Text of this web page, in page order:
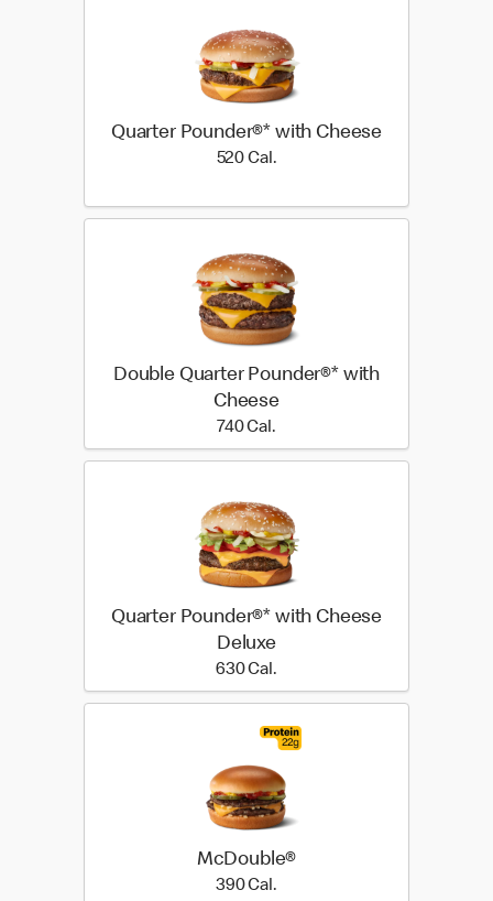
Quarter Pounder®* with Cheese
520 Cal.520 Cal.
Double Quarter Pounder®* with
Cheese
740 Cal.740 Cal.
Quarter Pounder®* with Cheese
Deluxe
630 Cal.630 Cal.
McDouble®
390 Cal.390 Cal.